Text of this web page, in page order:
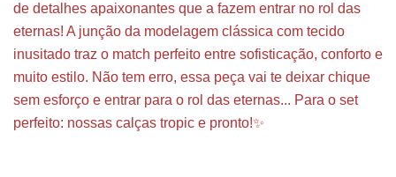
de detalhes apaixonantes que a fazem entrar no rol das
eternas! A junção da modelagem clássica com tecido
inusitado traz o match perfeito entre sofisticação, conforto e
muito estilo. Não tem erro, essa peça vai te deixar chique
sem esforço e entrar para o rol das eternas... Para o set
perfeito: nossas calças tropic e pronto!✨